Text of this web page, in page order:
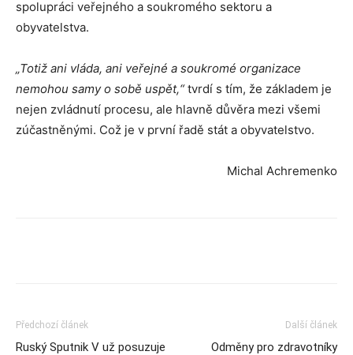
spolupráci veřejného a soukromého sektoru a
obyvatelstva.
„Totiž ani vláda, ani veřejné a soukromé organizace
nemohou samy o sobě uspět,“tvrdí s tím, že základem je
nejen zvládnutí procesu, ale hlavně důvěra mezi všemi
zúčastněnými. Což je v první řadě stát a obyvatelstvo.
Michal Achremenko
Předchozí článek
Ruský Sputnik V už posuzuje
Další článek
Odměny pro zdravotníky